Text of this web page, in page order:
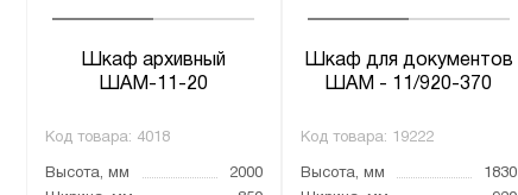
Шкаф архивный
ШАМ-11-20
Код товара: 4018
Высота, мм
2000
Шкаф для документов
ШАМ - 11/920-370
Код товара: 19222
Высота, мм
1830